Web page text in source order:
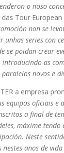
o noso
Tour
non se
unhas series con
se poidan crear
as
novos e
a empresa
equipos oficiais
a final de
máxime
Neste
anos de